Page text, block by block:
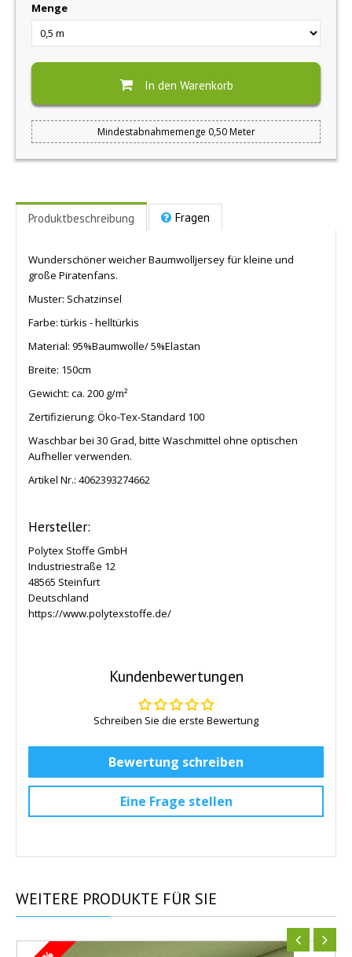
Menge
In den Warenkorb
Mindestabnahmemenge 0,50 Meter
Produktbeschreibung Fragen
Wunderschöner weicher Baumwolljersey für kleine und
große Piratenfans.
Muster: Schatzinsel
Farbe: türkis - helltürkis
Material: 95%Baumwolle/ 5%Elastan
Breite: 150cm
Gewicht: ca. 200 g/m²
Zertifizierung: Öko-Tex-Standard 100
Waschbar bei 30 Grad, bitte Waschmittel ohne optischen
Aufheller verwenden.
Artikel Nr.: 4062393274662
Hersteller:
Polytex Stoffe GmbH
Industriestraße 12
48565 Steinfurt
Deutschland
https://www.polytexstoffe.de/
Kundenbewertungen
Schreiben Sie die erste Bewertung
Bewertung schreiben
Eine Frage stellen
WEITERE PRODUKTE FÜR SIE